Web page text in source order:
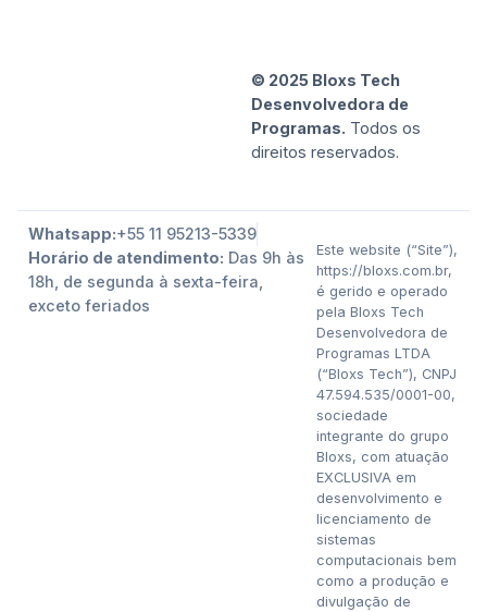
© 2025 Bloxs Tech
Desenvolvedora de
Programas. Todos os
direitos reservados.
Whatsapp:+55 11 95213-5339
Horário de atendimento: Das 9h às
18h, de segunda à sexta-feira,
exceto feriados
Este website (“Site”),
https://bloxs.com.br,
é gerido e operado
pela Bloxs Tech
Desenvolvedora de
Programas LTDA
(“Bloxs Tech”), CNPJ
47.594.535/0001-00,
sociedade
integrante do grupo
Bloxs, com atuação
EXCLUSIVA em
desenvolvimento e
licenciamento de
sistemas
computacionais bem
como a produção e
divulgação de